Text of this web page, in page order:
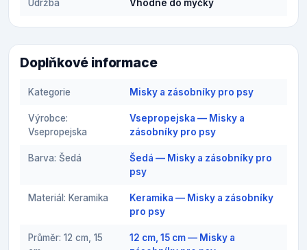
Údržba Vhodné do myčky
Doplňkové informace
Kategorie Misky a zásobníky pro psy
Výrobce:
Vsepropejska
Vsepropejska — Misky a
zásobníky pro psy
Barva: Šedá
Šedá — Misky a zásobníky pro
psy
Materiál: Keramika
Keramika — Misky a zásobníky
pro psy
Průměr: 12 cm, 15
12 cm, 15 cm — Misky a